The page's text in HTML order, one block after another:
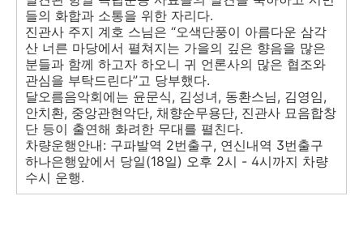
들의 화합과 소통을 위한 자리다.
진관사 주지 계호 스님은 “오색단풍이 아름다운 삼각
산 너른 마당에서 펼쳐지는 가을의 깊은 향음을 많은
분들과 함께 하고자 하오니 귀 언론사의 많은 협조와
관심을 부탁드린다”고 당부했다.
달오름음악회에는 윤문식, 김성녀, 동환스님, 김영임,
안치환, 중앙관현악단, 채향순무용단, 진관사 묘음합창
단 등이 출연해 화려한 무대를 펼친다.
차량운행안내: 구파발역 2번출구, 연신내역 3번출구
하나은행앞에서 당일(18일) 오후 2시 - 4시까지 차량
수시 운행.